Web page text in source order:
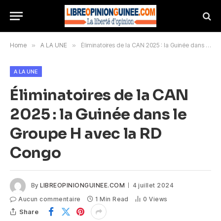
Home » A LA UNE » Éliminatoires de la CAN 2025 : la Guinée dans le Groupe H avec la RD Congo
A LA UNE
Éliminatoires de la CAN
2025 : la Guinée dans le
Groupe H avec la RD
Congo
By LIBREOPINIONGUINEE.COM
4 juillet 2024
Aucun commentaire
1 Min Read 0Views
Share